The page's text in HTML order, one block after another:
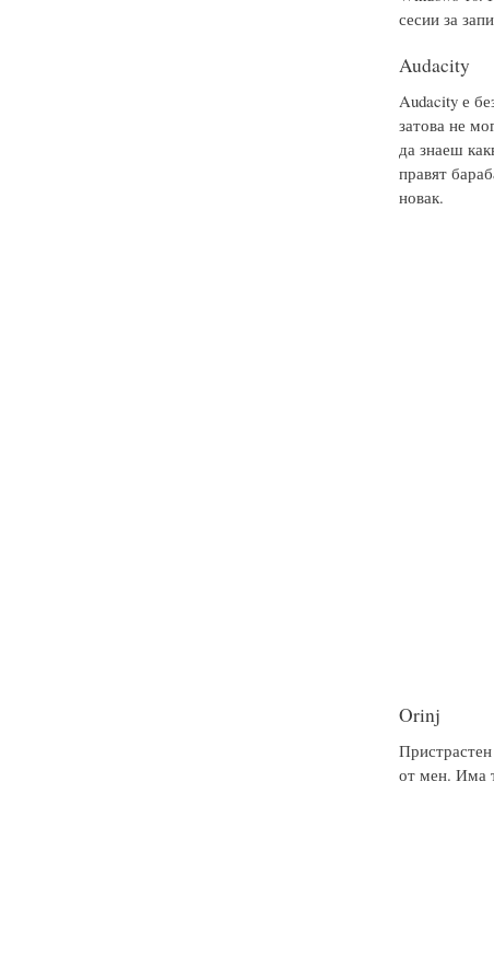
сесии за
Audacity
Audacity е
затова не
да знаеш
правят
новак.
Orinj
от мен. Има